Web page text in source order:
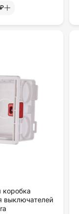
выключателей